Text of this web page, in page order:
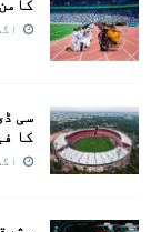
اگست
سی
کا
اگست